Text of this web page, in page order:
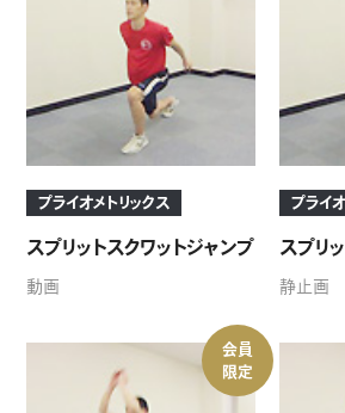
プライオメトリックス
スプリットスクワットジャンプ
動画
プライ
スプリ
静止画
会員
限定